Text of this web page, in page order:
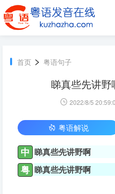
首页 > 粤语句子
睇真些先讲
2022/8/5
粤语解说
中 睇真些先讲野啊
粤 睇真些先讲野啊